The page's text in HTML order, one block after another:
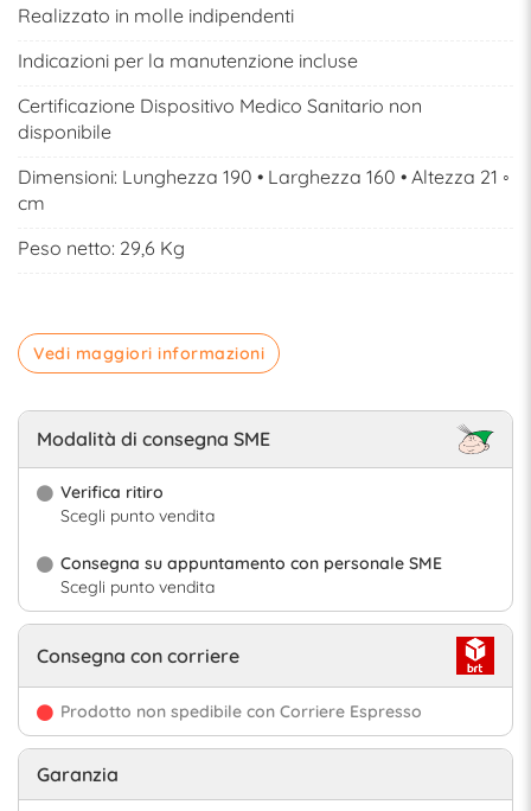
Realizzato in molle indipendenti
Indicazioni per la manutenzione incluse
Certificazione Dispositivo Medico Sanitario non
disponibile
Dimensioni: Lunghezza 190 • Larghezza 160 • Altezza 21 ◦
cm
Peso netto: 29,6 Kg
Vedi maggiori informazioni
Modalità di consegna SME
Verifica ritiro
Scegli punto vendita
Consegna su appuntamento con personale SME
Scegli punto vendita
Consegna con corriere
Prodotto non spedibile con Corriere Espresso
Garanzia